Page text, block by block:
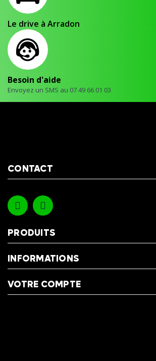
Le drive à Arradon
Besoin d'aide
Envoyez un SMS au 07 49 66 01 03
CONTACT
PRODUITS
INFORMATIONS
VOTRE COMPTE